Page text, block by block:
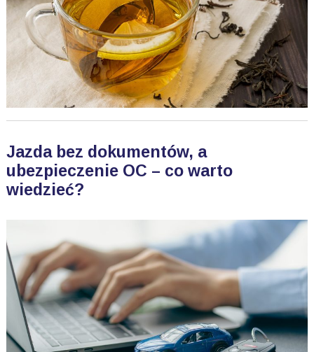
Jazda bez dokumentów, a
ubezpieczenie OC – co warto
wiedzieć?